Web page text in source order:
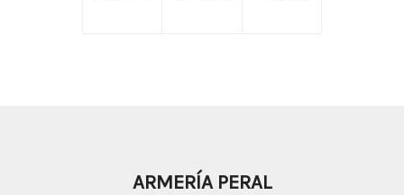
ARMERÍA PERAL